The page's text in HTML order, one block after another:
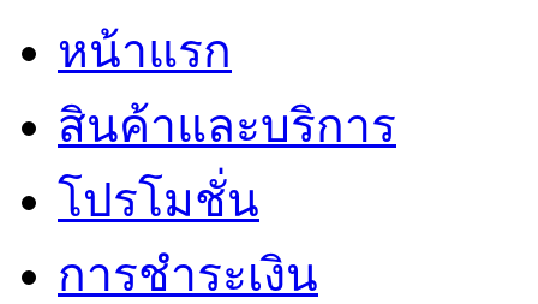
หน้าแรก
สินค้าและบริการ
โปรโมชั่น
การชำระเงิน